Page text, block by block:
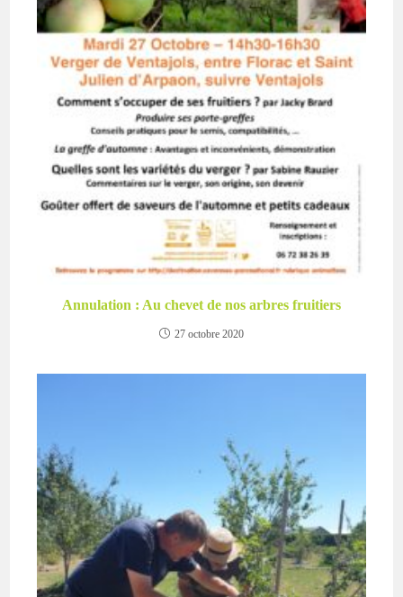
Annulation : Au chevet de nos arbres fruitiers
27 octobre 2020